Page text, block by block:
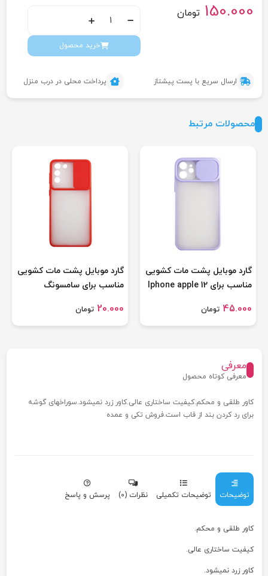
تومان150.000
خرید محصول
ارسال سریع با پست پیشتاز پرداخت محلی در درب منزل
محصولات مرتبط
گارد موبایل پشت مات کشویی
مناسب برای Iphone apple 12
تومان45.000
گارد موبایل پشت مات کشویی
مناسب برای سامسونگ
تومان20.000
معرفی
معرفی کوتاه محصول
کاور طلقی و محکم.کیفیت ساختاری عالی.کاور زرد نمیشود.سوراخهای گوشه
برای رد کردن بند از قاب است.فروش تکی و عمده
توضیحات توضیحات تکمیلی نظرات (0) پرسش و پاسخ
کاور طلقی و محکم.
کیفیت ساختاری عالی.
کاور زرد نمیشود.